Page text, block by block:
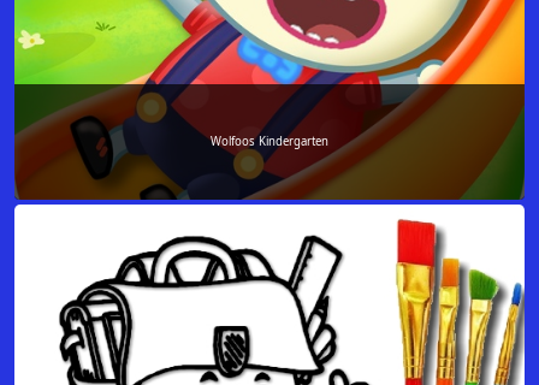
Wolfoos Kindergarten